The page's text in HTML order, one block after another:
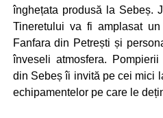
înghețata produsă la Sebeș.
Tineretului va fi amplasat
Fanfara din Petrești și
înveseli atmosfera.
din Sebeș îi invită pe cei mici
echipamentelor pe care le